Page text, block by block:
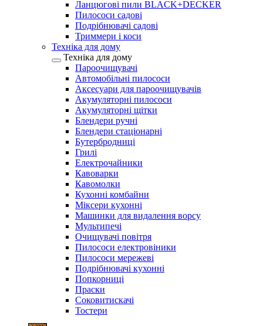
Ланцюгові пили BLACK+DECKER
Пилососи садові
Подрібнювачі садові
Триммери і коси
Техніка для дому
Техніка для дому
Пароочищувачі
Автомобільні пилососи
Аксесуари для пароочищувачів
Акумуляторні пилососи
Акумуляторні щітки
Блендери ручні
Блендери стаціонарні
Бутербродниці
Грилі
Електрочайники
Кавоварки
Кавомолки
Кухонні комбайни
Міксери кухонні
Машинки для видалення ворсу
Мультипечі
Очищувачі повітря
Пилососи електровіники
Пилососи мережеві
Подрібнювачі кухонні
Попкорниці
Праски
Соковитискачі
Тостери